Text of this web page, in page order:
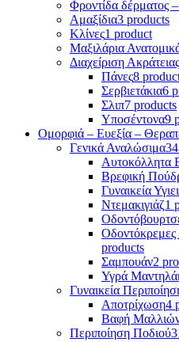
Φροντίδα δέρματος
Αμαξίδια3 products
Κλίνες1 product
Μαξιλάρια
Διαχείριση Ακράτειας
Πάνες8
Σερβιετάκια6
Σλιπ7 products
Υποσέντονα9
Ομορφιά – Ευεξία –
Γενικά Αναλώσιμα
Αυτοκόλλητα
Βρεφική
Γυναικεία
Ντεμακιγιάζ1
Οδοντόκρεμες
products
Σαμπουάν2
Υγρά
Γυναικεία
Αποτρίχωση4
Βαφή
Περιποίηση Ποδιού